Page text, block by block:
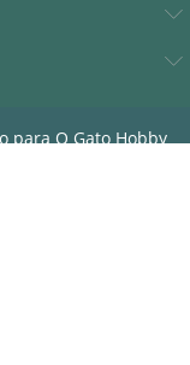
para O Gato Hobby